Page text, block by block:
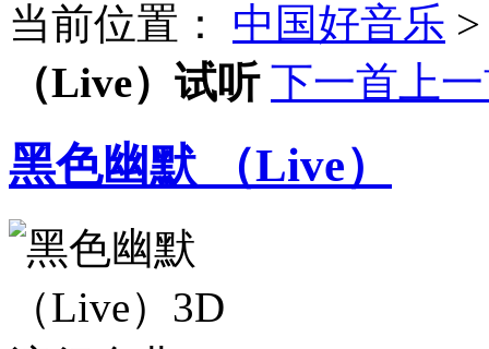
当前位置： 中国好音乐
（Live）试听 下一首 上
黑色幽默 （Live）